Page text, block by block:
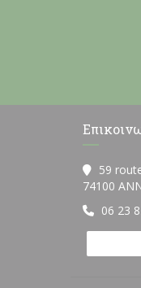
59
74100
06 23